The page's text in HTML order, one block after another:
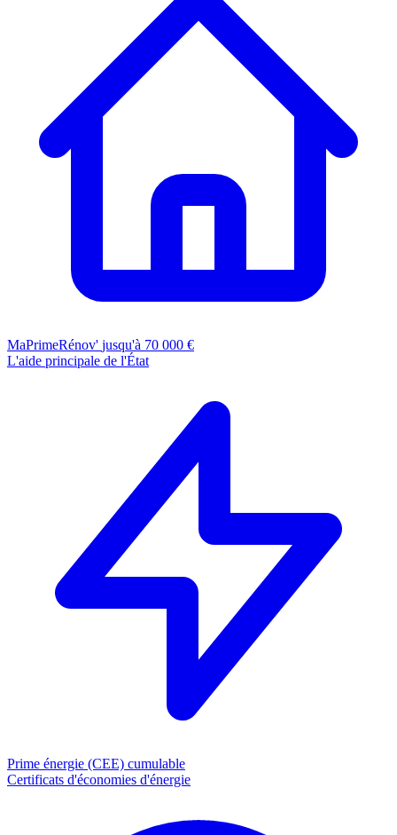
MaPrimeRénov' jusqu'à 70 000 €
L'aide principale de l'État
Prime énergie (CEE) cumulable
Certificats d'économies d'énergie